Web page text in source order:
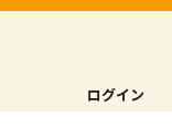
ログイン